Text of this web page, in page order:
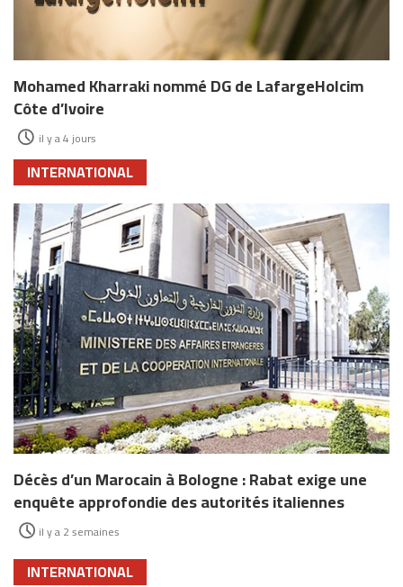
Mohamed Kharraki nommé DG de LafargeHolcim
Côte d’Ivoire
il y a 4 jours
INTERNATIONAL
Décès d’un Marocain à Bologne : Rabat exige une
enquête approfondie des autorités italiennes
il y a 2 semaines
INTERNATIONAL